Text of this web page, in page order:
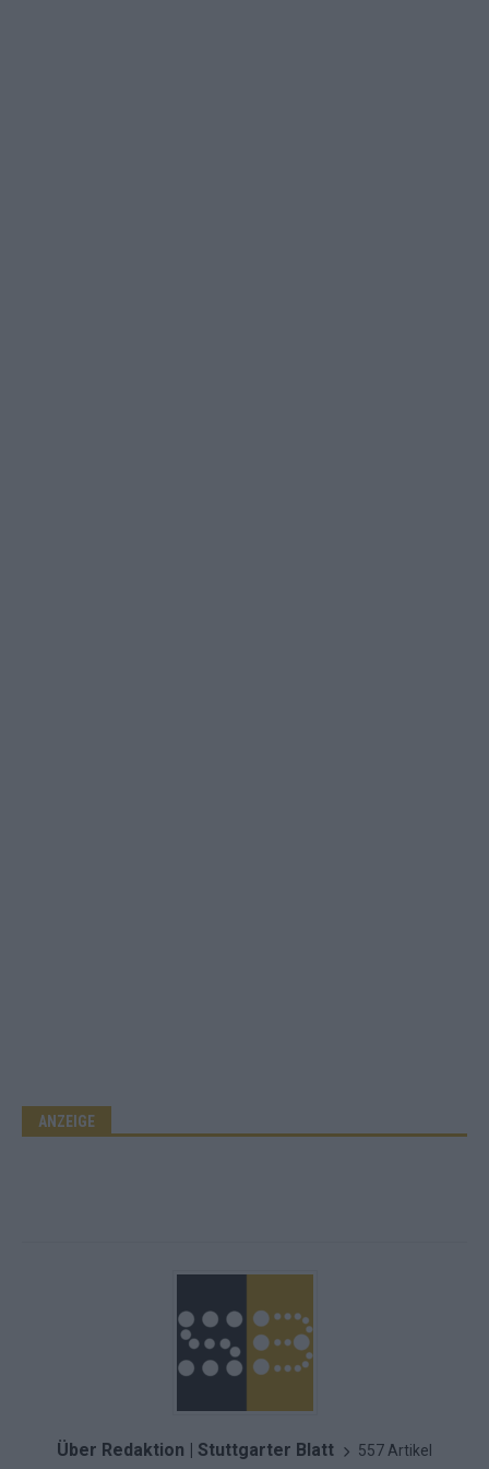
ANZEIGE
Über Redaktion | Stuttgarter Blatt 557 Artikel